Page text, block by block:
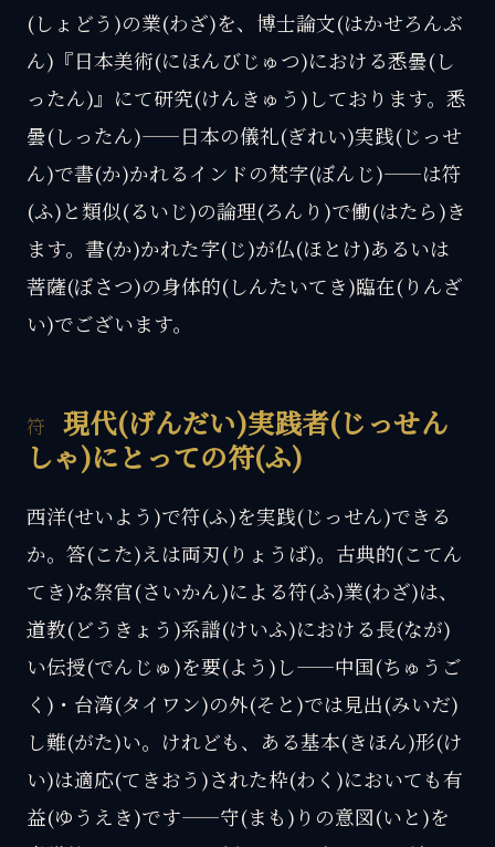
(しょどう)の業(わざ)を、博士論文(はかせろんぶ
ん)『日本美術(にほんびじゅつ)における悉曇(し
ったん)』にて研究(けんきゅう)しております。悉
曇(しったん)——日本の儀礼(ぎれい)実践(じっせ
ん)で書(か)かれるインドの梵字(ぼんじ)——は符
(ふ)と類似(るいじ)の論理(ろんり)で働(はたら)き
ます。書(か)かれた字(じ)が仏(ほとけ)あるいは
菩薩(ぼさつ)の身体的(しんたいてき)臨在(りんざ
い)でございます。
現代(げんだい)実践者(じっせん
しゃ)にとっての符(ふ)
西洋(せいよう)で符(ふ)を実践(じっせん)できる
か。答(こた)えは両刃(りょうば)。古典的(こてん
てき)な祭官(さいかん)による符(ふ)業(わざ)は、
道教(どうきょう)系譜(けいふ)における長(なが)
い伝授(でんじゅ)を要(よう)し——中国(ちゅうご
く)・台湾(タイワン)の外(そと)では見出(みいだ)
し難(がた)い。けれども、ある基本(きほん)形(け
い)は適応(てきおう)された枠(わく)においても有
益(ゆうえき)です——守(まも)りの意図(いと)を